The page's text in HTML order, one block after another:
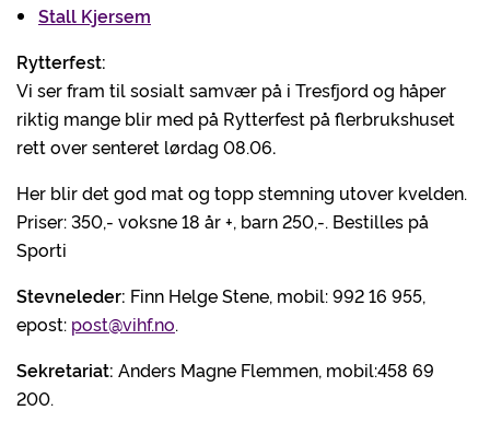
Stall Kjersem
Rytterfest:
Vi ser fram til sosialt samvær på i Tresfjord og håper
riktig mange blir med på Rytterfest på flerbrukshuset
rett over senteret lørdag 08.06.
Her blir det god mat og topp stemning utover kvelden.
Priser: 350,- voksne 18 år +, barn 250,-. Bestilles på
Sporti
Stevneleder: Finn Helge Stene, mobil: 992 16 955,
epost: post@vihf.no.
Sekretariat: Anders Magne Flemmen, mobil:458 69
200.